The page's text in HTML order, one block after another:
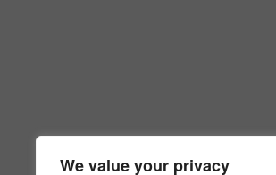
We value your privacy